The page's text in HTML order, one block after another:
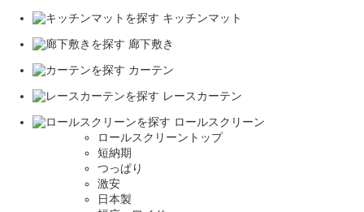
キッチンマット
廊下敷き
カーテン
レースカーテン
ロールスクリーン
ロールスクリーントップ
短納期
つっぱり
激安
日本製